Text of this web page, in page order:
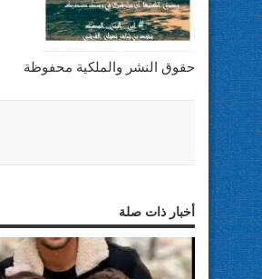
حقوق النشر والملكية محفوظة
أخبار ذات صلة